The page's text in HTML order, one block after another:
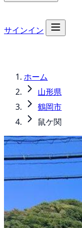
サインイン
ホーム
山形県
鶴岡市
鼠ケ関